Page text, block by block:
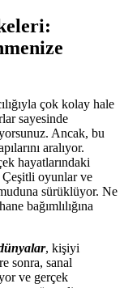
çok kolay hale
sayesinde
Ancak, bu
aralıyor.
hayatlarındaki
Çeşitli oyunlar ve
sürüklüyor. Ne
bağımlılığına
, kişiyi
sonra, sanal
ve gerçek